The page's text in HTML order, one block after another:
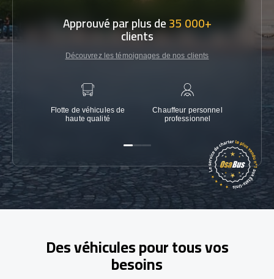
Approuvé par plus de35 000+
clients
Découvrez les témoignages de nos clients
Flotte de véhicules de
haute qualité
Chauffeur personnel
professionnel
Des véhicules pour tous vos
besoins